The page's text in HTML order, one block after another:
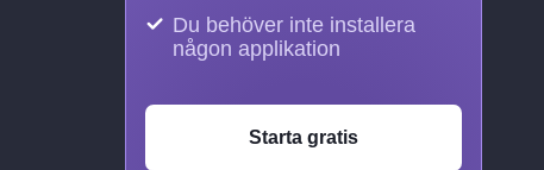
Du behöver inte installera
någon applikation
Starta gratis